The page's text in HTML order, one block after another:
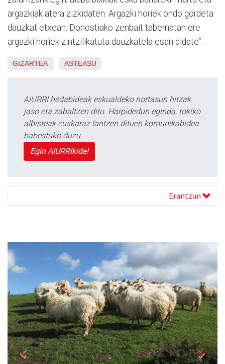
argazkiak atera zizkidaten. Argazki horiek ondo gordeta
dauzkat etxean. Donostiako zenbait tabernatan ere
argazki horiek zintzilikatuta dauzkatela esan didate”.
GIZARTEA ASTEASU
AIURRI hedabideak eskualdeko nortasun hitzak
jaso eta zabaltzen ditu. Harpidedun eginda, tokiko
albisteak euskaraz lantzen dituen komunikabidea
babestuko duzu.
Egin AIURRIkide!
Erantzun
Previous Next